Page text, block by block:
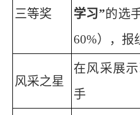
三等奖
学习”的选
60%），报
风采之星
在风采展
手